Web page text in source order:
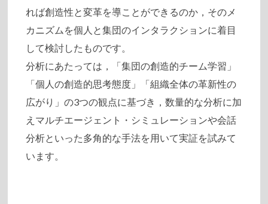
れば創造性と変革を導ことができるのか，そのメ
カニズムを個人と集団のインタラクションに着目
して検討したものです。
分析にあたっては，「集団の創造的チーム学習」
「個人の創造的思考態度」「組織全体の革新性の
広がり」の3つの観点に基づき，数量的な分析に加
えマルチエージェント・シミュレーションや会話
分析といった多角的な手法を用いて実証を試みて
います。